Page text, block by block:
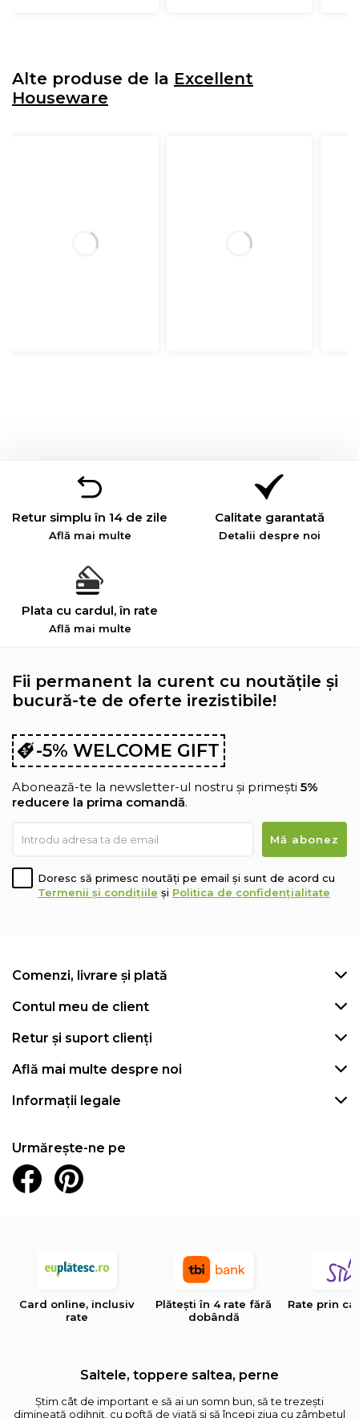
Alte produse de la Excellent
Houseware
Retur simplu în 14 de zile
Află mai multe
Calitate garantată
Detalii despre noi
Plata cu cardul, în rate
Află mai multe
Fii permanent la curent cu noutățile și
bucură-te de oferte irezistibile!
-5% WELCOME GIFT
Abonează-te la newsletter-ul nostru și primești 5%
reducere la prima comandă.
Doresc să primesc noutăți pe email și sunt de acord cu
Termenii și condițiile și Politica de confidențialitate
Comenzi, livrare și plată
Contul meu de client
Retur și suport clienți
Află mai multe despre noi
Informații legale
Urmărește-ne pe
Card online, inclusiv
rate
Plătești în 4 rate fără
dobândă
Rate prin
Saltele, toppere saltea, perne
Știm cât de important e să ai un somn bun, să te trezești
dimineață odihnit, cu poftă de viață și să începi ziua cu zâmbetul